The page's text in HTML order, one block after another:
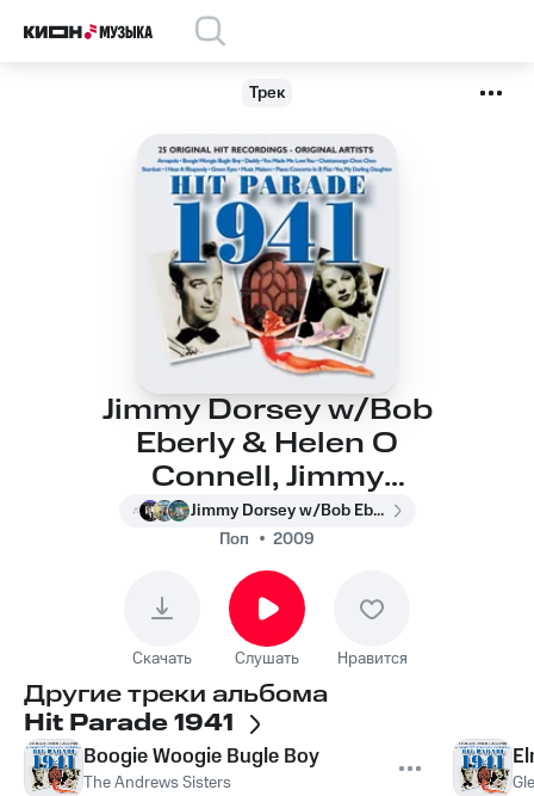
Трек
Jimmy Dorsey w/Bob
Eberly & Helen O
Connell, Jimmy
Dorsey, Helen
O'Connell, Bob Eberly
- Amapola (Pretty
Little Poppy)
Jimmy Dorsey w/Bob Eberly & Helen O Connell, Jimmy Dorsey, Helen O'Connell, Bob Eberly
Поп
2009
Скачать Слушать Нравится
Другие треки альбома
Hit Parade 1941
Boogie Woogie Bugle Boy
The Andrews Sisters